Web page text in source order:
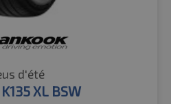
d'été
XL BSW